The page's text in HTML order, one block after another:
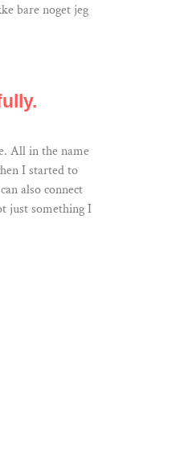
bare noget jeg
All in the name
I started to
also connect
just something I